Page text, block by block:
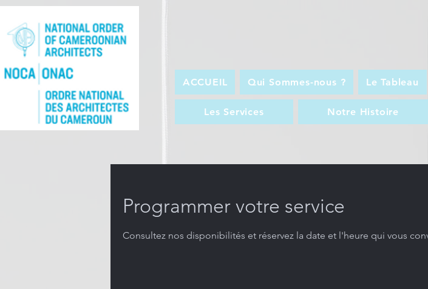
ACCUEIL Qui Sommes-nous ? Le Tableau
Les Services Notre Histoire
Programmer votre service
Consultez nos disponibilités et réservez la date et l'heure qui vous